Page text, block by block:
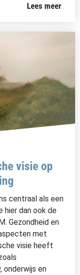
Lees meer
visie op
centraal als een
hier dan ook de
Gezondheid en
met
visie heeft
onderwijs en